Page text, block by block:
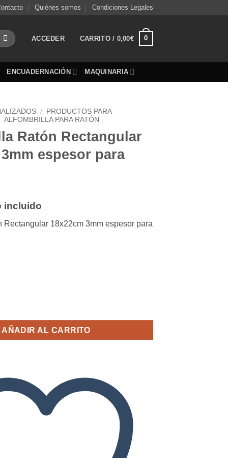
Quiénes somos Condiciones Legales
ACCEDER CARRITO / 0,00€ 0
ENCUADERNACIÓN MAQUINARIA
/
PRODUCTOS PARA
ALFOMBRILLA PARA RATÓN
Ratón Rectangular
espesor para
incluido
Rectangular 18x22cm 3mm espesor para
AÑADIR AL CARRITO